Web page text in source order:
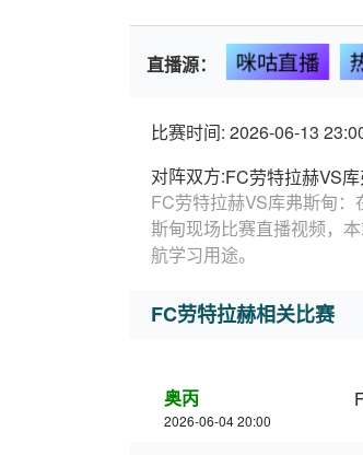
直播源： 咪咕直播
比赛时间: 2026-06-13
对阵双方:FC劳特拉赫VS
FC劳特拉赫VS库弗斯甸
斯甸现场比赛直播视频，
航学习用途。
FC劳特拉赫相关比赛
奥丙
2026-06-04 20:00